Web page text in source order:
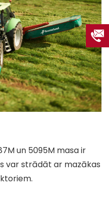
un 5095M masa ir
var strādāt ar mazākas